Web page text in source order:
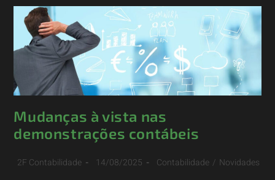
Mudanças à vista nas
demonstrações contábeis
2F Contabilidade 14/08/2025 Contabilidade / Novidades